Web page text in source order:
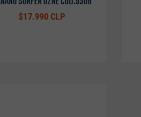
$17.990 CLP